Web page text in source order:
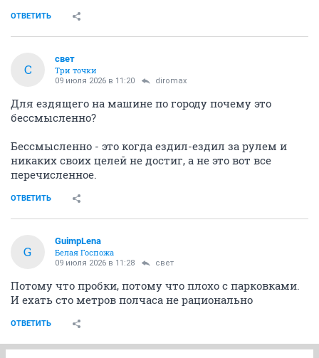
ОТВЕТИТЬ
С
свет
Три точки
09 июля 2026 в 11:20 diromax
Для ездящего на машине по городу почему это
бессмысленно?
Бессмысленно - это когда ездил-ездил за рулем и
никаких своих целей не достиг, а не это вот все
перечисленное.
ОТВЕТИТЬ
G
GuimpLena
Белая Госпожа
09 июля 2026 в 11:28 свет
Потому что пробки, потому что плохо с парковками.
И ехать сто метров полчаса не рационально
ОТВЕТИТЬ